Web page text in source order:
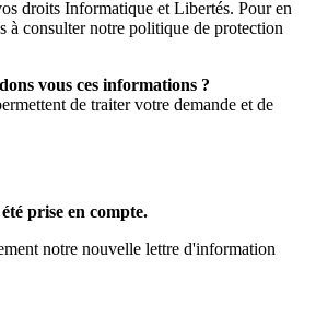
droits Informatique et Libertés. Pour en
à consulternotre politique de protection
vous ces informations ?
de traiter votre demande et de
prise en compte.
notre nouvelle lettre d'information